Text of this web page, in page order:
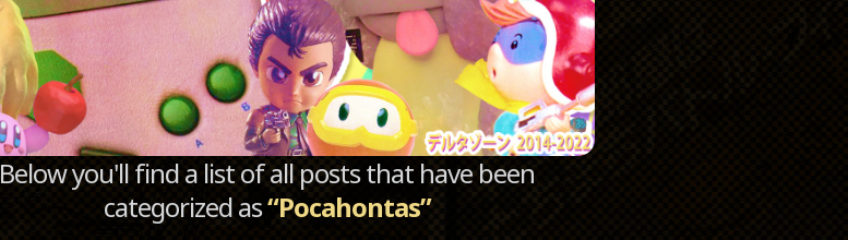
Below you'll find a list of all posts that have been
categorized as“Pocahontas”